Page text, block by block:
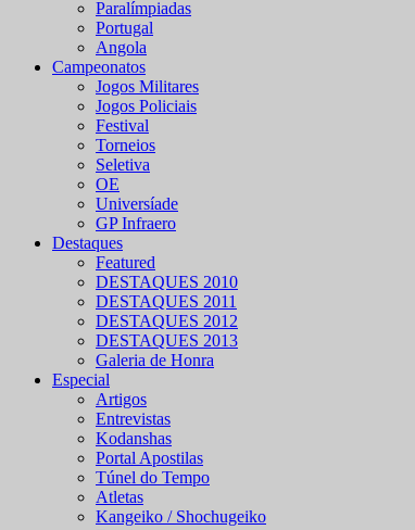
Paralímpiadas
Portugal
Angola
Campeonatos
Jogos Militares
Jogos Policiais
Festival
Torneios
Seletiva
OE
Universíade
GP Infraero
Destaques
Featured
DESTAQUES 2010
DESTAQUES 2011
DESTAQUES 2012
DESTAQUES 2013
Galeria de Honra
Especial
Artigos
Entrevistas
Kodanshas
Portal Apostilas
Túnel do Tempo
Atletas
Kangeiko / Shochugeiko